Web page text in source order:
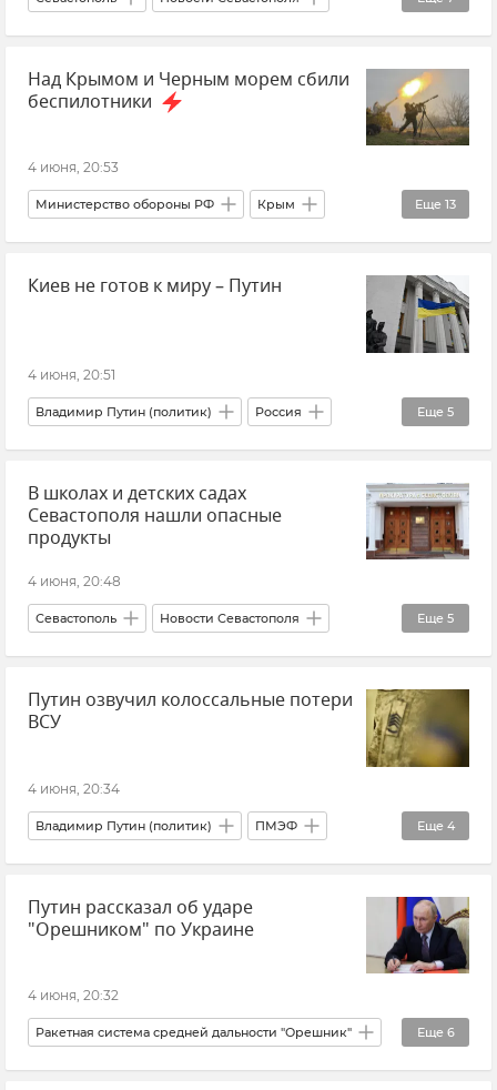
Крым Новости Крыма Сады Крыма
Сады Экономика Экономика Крыма
Правительство Севастополя
Над Крымом и Черным морем сбили
беспилотники
4 июня, 20:53
Еще 13
Министерство обороны РФ Крым
Черное море Белгородская область
Брянская область Курская область
Безопасность Республики Крым и Севастополя
Новости Крыма
Киев не готов к миру – Путин
4 июня, 20:51
Еще 5
Владимир Путин (политик) Россия
Украина Новости СВО Политика
Внешняя политика Новости
В школах и детских садах
Севастополя нашли опасные
продукты
4 июня, 20:48
Еще 5
Севастополь Новости Севастополя
Школа Детский сад Питание
Прокуратура города Севастополя
Путин озвучил колоссальные потери
ВСУ
4 июня, 20:34
Еще 4
Владимир Путин (политик) ПМЭФ
Потери ВСУ
ВСУ (Вооруженные силы Украины)
Новости СВО Новости
Путин рассказал об ударе
"Орешником" по Украине
4 июня, 20:32
Еще 6
Ракетная система средней дальности "Орешник"
Владимир Путин (политик) Украина